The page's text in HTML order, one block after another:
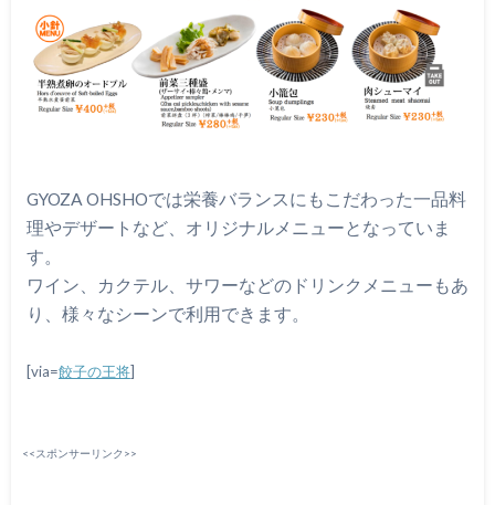
GYOZA OHSHOでは栄養バランスにもこだわった一品料
理やデザートなど、オリジナルメニューとなっていま
す。
ワイン、カクテル、サワーなどのドリンクメニューもあ
り、様々なシーンで利用できます。
[via=餃子の王将]
<<スポンサーリンク>>